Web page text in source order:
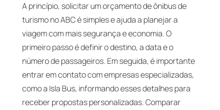
A princípio, solicitar um orçamento de ônibus de
turismo no ABC é simples e ajuda a planejar a
viagem com mais segurança e economia. O
primeiro passo é definir o destino, a data e o
número de passageiros. Em seguida, é importante
entrar em contato com empresas especializadas,
como a Isla Bus, informando esses detalhes para
receber propostas personalizadas. Comparar